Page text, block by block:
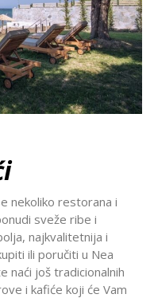
nekoliko restorana i
sveže ribe i
najkvalitetnija i
ili poručiti u Nea
naći još tradicionalnih
i kafiće koji će Vam